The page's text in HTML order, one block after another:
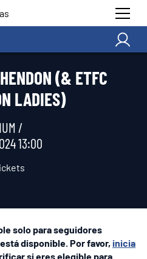
(& ETFC
LADIES)
/
13:00
solo para seguidores
disponible. Por favor, inicia
si eres elegible para